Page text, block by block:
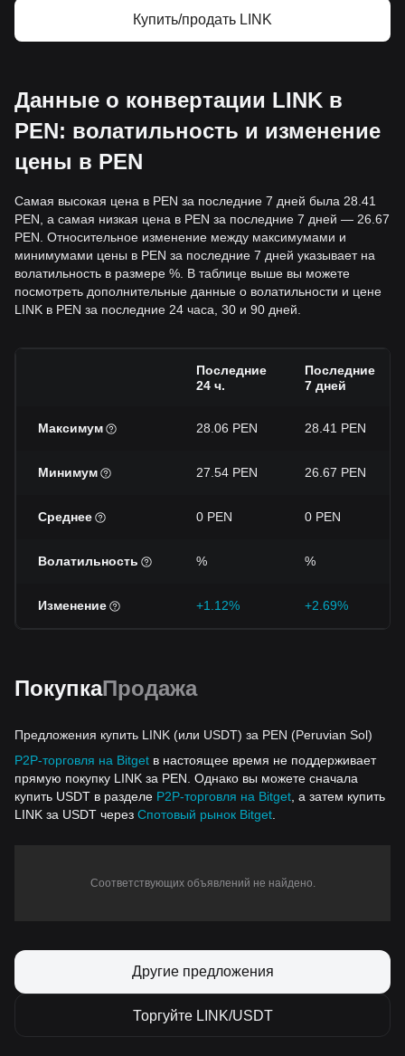
Купить/продать LINK
Данные о конвертации LINK в
PEN: волатильность и изменение
цены в PEN
Самая высокая цена в PEN за последние 7 дней была 28.41
PEN, а самая низкая цена в PEN за последние 7 дней — 26.67
PEN. Относительное изменение между максимумами и
минимумами цены в PEN за последние 7 дней указывает на
волатильность в размере %. В таблице выше вы можете
посмотреть дополнительные данные о волатильности и цене
LINK в PEN за последние 24 часа, 30 и 90 дней.
Последние
24 ч.
Последние
7 дней
Максимум 28.06 PEN 28.41 PEN
Минимум 27.54 PEN 26.67 PEN
Среднее 0 PEN 0 PEN
Волатильность % %
Изменение +1.12% +2.69%
ПокупкаПродажа
Предложения купить LINK (или USDT) за PEN (Peruvian Sol)
P2P-торговля на Bitget в настоящее время не поддерживает
прямую покупку LINK за PEN. Однако вы можете сначала
купить USDT в разделе P2P-торговля на Bitget , а затем купить
LINK за USDT через Спотовый рынок Bitget
Соответствующих объявлений не найдено.
Другие предложения
Торгуйте LINK/USDT